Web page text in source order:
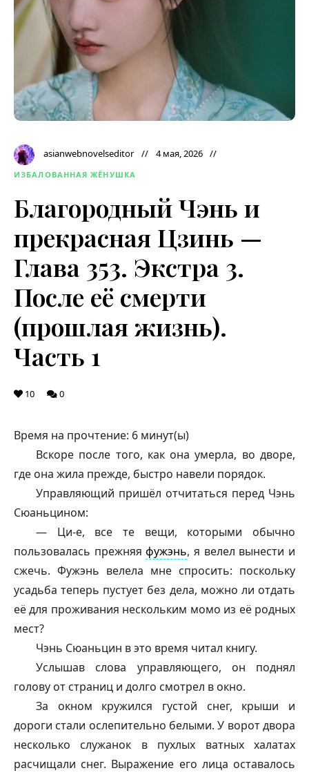
asianwebnovelseditor 4 мая, 2026
ИЗБАЛОВАННАЯ ЖЁНУШКА
Благородный Чэнь и
прекрасная Цзинь —
Глава 353. Экстра 3.
После её смерти
(прошлая жизнь).
Часть 1
10 0
Время на прочтение: 6 минут(ы)
Вскоре после того, как она умерла, во дворе,
где она жила прежде, быстро навели порядок.
Управляющий пришёл отчитаться перед Чэнь
Сюаньцином:
— Ци-е, все те вещи, которыми обычно
пользовалась прежняяфужэнь, я велел вынести и
сжечь. Фужэнь велела мне спросить: поскольку
усадьба теперь пустует без дела, можно ли отдать
её для проживания нескольким момо из её родных
мест?
Чэнь Сюаньцин в это время читал книгу.
Услышав слова управляющего, он поднял
голову от страниц и долго смотрел в окно.
За окном кружился густой снег, крыши и
дороги стали ослепительно белыми. У ворот двора
несколько служанок в пухлых ватных халатах
расчищали снег. Выражение его лица оставалось